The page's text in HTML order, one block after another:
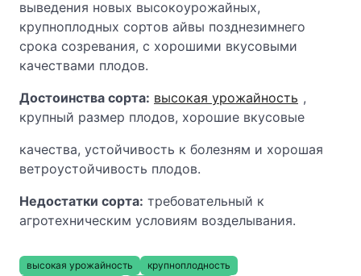
выведения новых высокоурожайных,
крупноплодных сортов айвы позднезимнего
срока созревания, с хорошими вкусовыми
качествами плодов.
Достоинства сорта: высокая урожайность ,
крупный размер плодов, хорошие вкусовые
качества, устойчивость к болезням и хорошая
ветроустойчивость плодов.
Недостатки сорта: требовательный к
агротехническим условиям возделывания.
высокая урожайность
крупноплодность